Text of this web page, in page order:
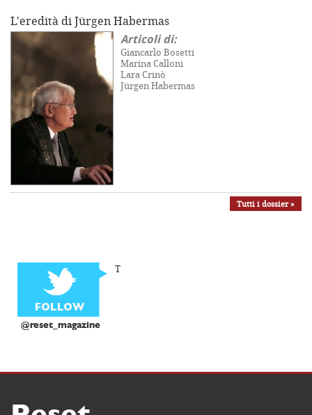
L'eredità di Jürgen Habermas
Articoli di:
Giancarlo Bosetti
Marina Calloni
Lara Crinò
Jürgen Habermas
Tutti i dossier »
@reset_magazine
T